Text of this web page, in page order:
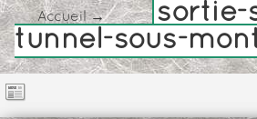
Accueil→
sortie-
tunnel-sous-